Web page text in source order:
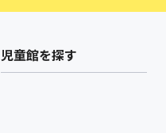
児童館を探す